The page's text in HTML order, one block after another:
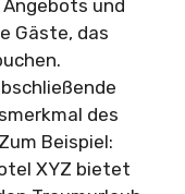
und
Gäste, das
des
Beispiel:
XYZ bietet